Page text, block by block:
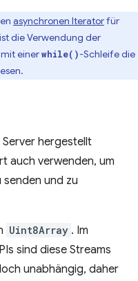
asynchronen Iteratorfür
die Verwendung der
einerwhile()-Schleife die
Server hergestellt
auch verwenden, um
senden und zu
Uint8Array . Im
sind diese Streams
unabhängig, daher